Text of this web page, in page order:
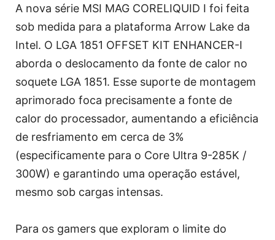
A nova série MSI MAG CORELIQUID I foi feita
sob medida para a plataforma Arrow Lake da
Intel. O LGA 1851 OFFSET KIT ENHANCER-I
aborda o deslocamento da fonte de calor no
soquete LGA 1851. Esse suporte de montagem
aprimorado foca precisamente a fonte de
calor do processador, aumentando a eficiência
de resfriamento em cerca de 3%
(especificamente para o Core Ultra 9-285K /
300W) e garantindo uma operação estável,
mesmo sob cargas intensas.
Para os gamers que exploram o limite do